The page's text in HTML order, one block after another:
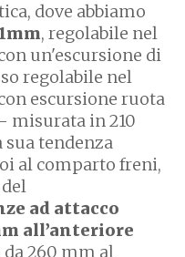
dove abbiamo
, regolabile nel
un'escursione di
regolabile nel
escursione ruota
misurata in 210
tendenza
al comparto freni,
ad attacco
all’anteriore
260 mm al